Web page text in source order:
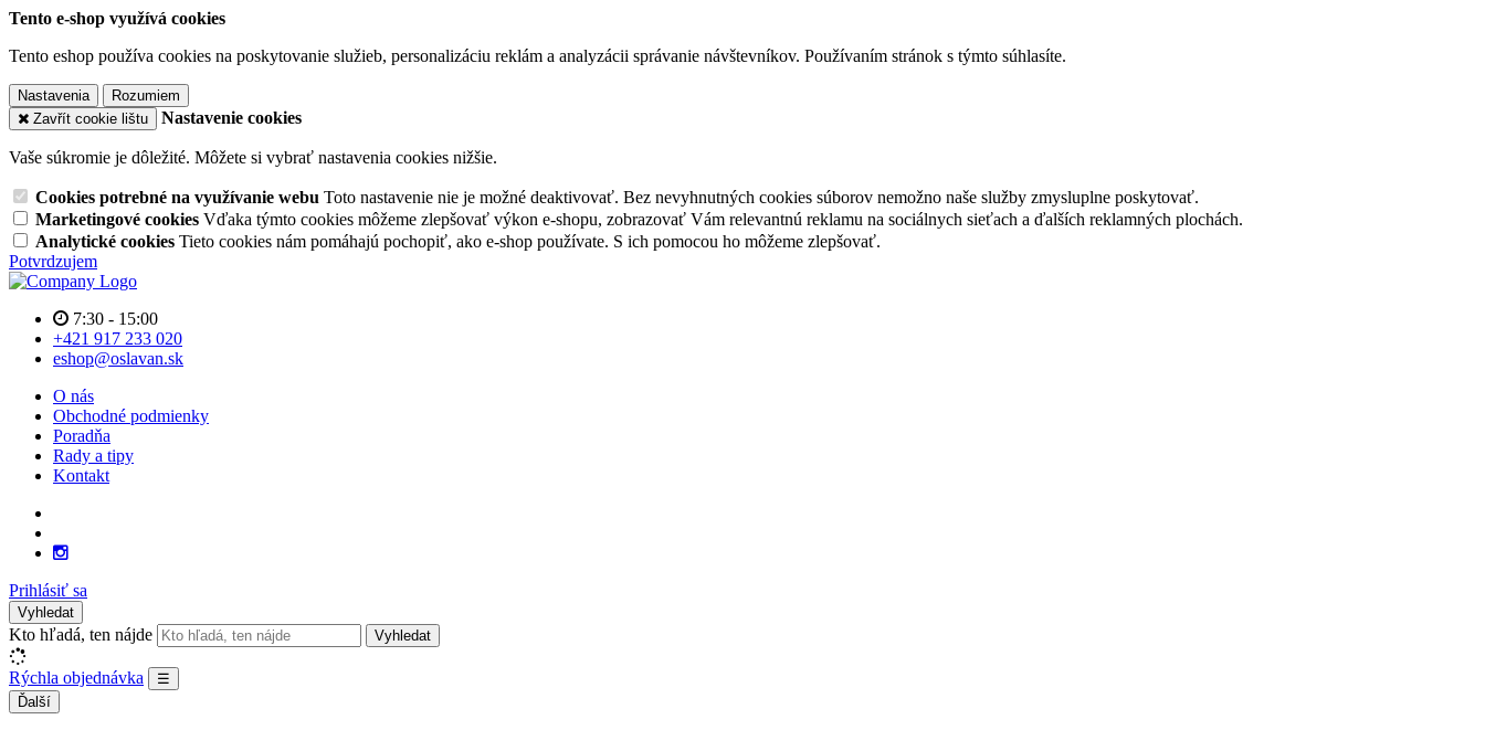
Tento e-shop využívá cookies
Tento eshop používa cookies na poskytovanie služieb, personalizáciu reklám a analyzácii správanie návštevníkov. Používaním stránok s týmto súhlasíte.
Nastavenia
Rozumiem
Zavřít cookie lištu
Nastavenie cookies
Vaše súkromie je dôležité. Môžete si vybrať nastavenia cookies nižšie.
Cookies potrebné na využívanie webu Toto nastavenie nie je možné deaktivovať. Bez nevyhnutných cookies súborov nemožno naše služby zmysluplne poskytovať.
Marketingové cookies Vďaka týmto cookies môžeme zlepšovať výkon e-shopu, zobrazovať Vám relevantnú reklamu na sociálnych sieťach a ďalších reklamných plochách.
Analytické cookies Tieto cookies nám pomáhajú pochopiť, ako e-shop používate. S ich pomocou ho môžeme zlepšovať.
Potvrdzujem
7:30 - 15:00
+421 917 233 020
eshop@oslavan.sk
O nás
Obchodné podmienky
Poradňa
Rady a tipy
Kontakt
Prihlásiť sa
Vyhledat
Kto hľadá, ten nájde Vyhledat
Rýchla objednávka
☰
Ďalší